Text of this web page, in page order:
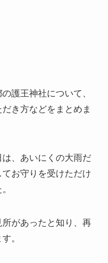
護王神社について、
き方などをまとめま
、あいにくの大雨だ
お守りを受けただけ
があったと知り、再
。